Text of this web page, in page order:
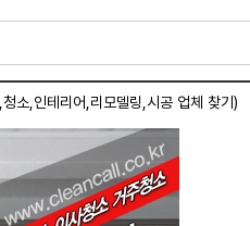
청소 ,인테리어,리모델링,시공 업체 찾기)